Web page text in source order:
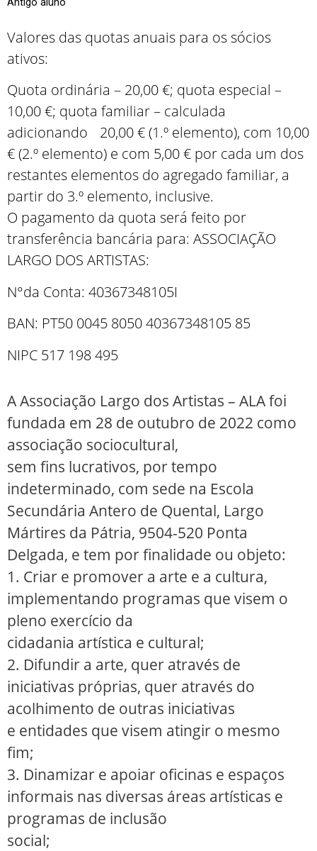
Valores das quotas anuais para os sócios
ativos:
Quota ordinária – 20,00 €; quota especial –
10,00 €; quota familiar – calculada
adicionando 20,00 € (1.º elemento), com 10,00
€ (2.º elemento) e com 5,00 € por cada um dos
restantes elementos do agregado familiar, a
partir do 3.º elemento, inclusive.
O pagamento da quota será feito por
transferência bancária para: ASSOCIAÇÃO
LARGO DOS ARTISTAS:
N°da Conta: 40367348105I
BAN: PT50 0045 8050 40367348105 85
NIPC 517 198 495
A Associação Largo dos Artistas – ALA foi
fundada em 28 de outubro de 2022 como
associação sociocultural,
sem fins lucrativos, por tempo
indeterminado, com sede na Escola
Secundária Antero de Quental, Largo
Mártires da Pátria, 9504-520 Ponta
Delgada, e tem por finalidade ou objeto:
1. Criar e promover a arte e a cultura,
implementando programas que visem o
pleno exercício da
cidadania artística e cultural;
2. Difundir a arte, quer através de
iniciativas próprias, quer através do
acolhimento de outras iniciativas
e entidades que visem atingir o mesmo
fim;
3. Dinamizar e apoiar oficinas e espaços
informais nas diversas áreas artísticas e
programas de inclusão
social;